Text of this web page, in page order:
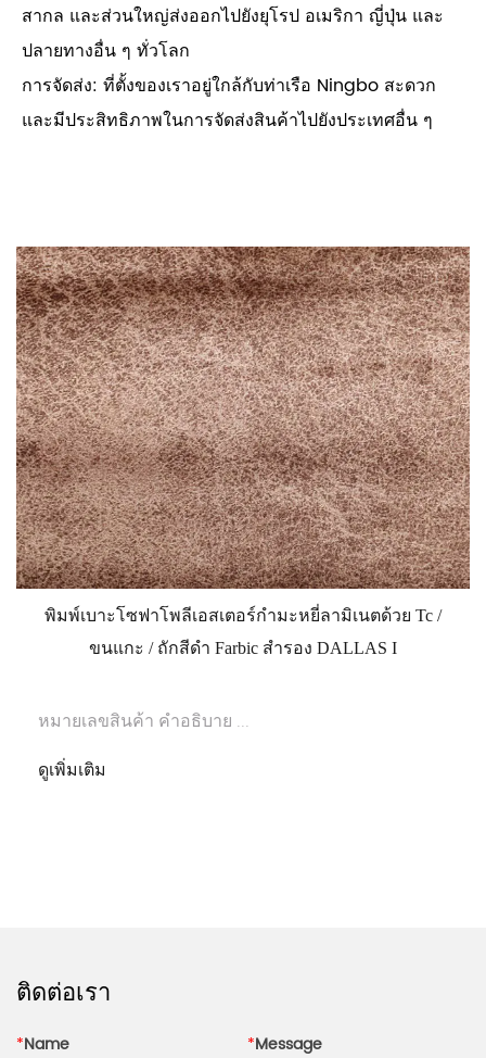
สากล และส่วนใหญ่ส่งออกไปยังยุโรป อเมริกา ญี่ปุ่น และ
ปลายทางอื่น ๆ ทั่วโลก
การจัดส่ง: ที่ตั้งของเราอยู่ใกล้กับท่าเรือ Ningbo สะดวก
และมีประสิทธิภาพในการจัดส่งสินค้าไปยังประเทศอื่น ๆ
พิมพ์เบาะโซฟาโพลีเอสเตอร์กำมะหยี่ลามิเนตด้วย Tc /
ขนแกะ / ถักสีดำ Farbic สำรอง DALLAS I
หมายเลขสินค้า คำอธิบาย ...
ดูเพิ่มเติม
ติดต่อเรา
*Name *Message